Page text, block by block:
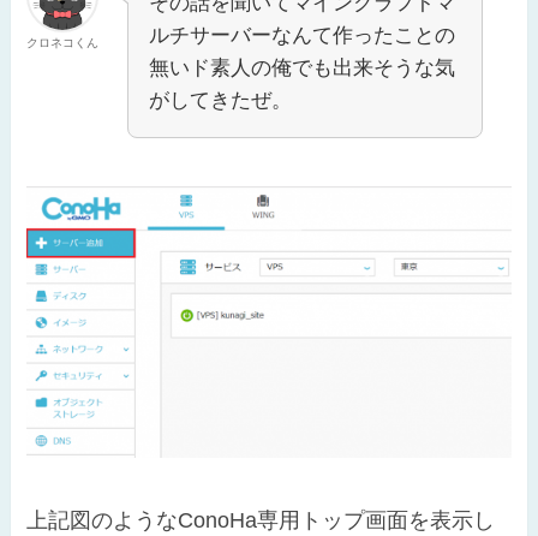
クロネコくん
ルチサーバーなんて作ったことの
無いド素人の俺でも出来そうな気
がしてきたぜ。
上記図のようなConoHa専用トップ画面を表示し